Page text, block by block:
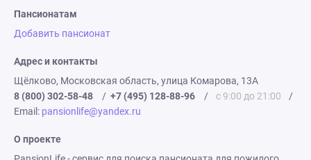
Пансионатам
Добавить пансионат
Адрес и контакты
Щёлково, Московская область, улица Комарова, 13А
8 (800) 302-58-48
/ +7 (495) 128-88-96 / с 9:00 до 21:00
/
Email: pansionlife@yandex.ru
О проекте